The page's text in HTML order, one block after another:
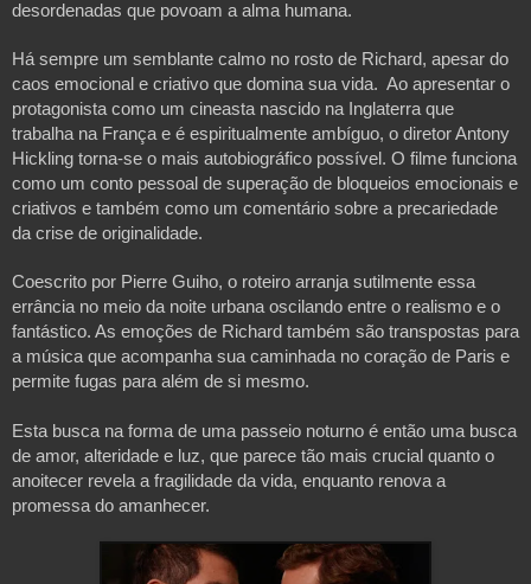
desordenadas que povoam a alma humana.
Há sempre um semblante calmo no rosto de Richard, apesar do
caos emocional e criativo que domina sua vida.  Ao apresentar o
protagonista como um cineasta nascido na Inglaterra que
trabalha na França e é espiritualmente ambíguo, o diretor Antony
Hickling torna-se o mais autobiográfico possível. O filme funciona
como um conto pessoal de superação de bloqueios emocionais e
criativos e também como um comentário sobre a precariedade
da crise de originalidade.
Coescrito por Pierre Guiho, o roteiro arranja sutilmente essa
errância no meio da noite urbana oscilando entre o realismo e o
fantástico. As emoções de Richard também são transpostas para
a música que acompanha sua caminhada no coração de Paris e
permite fugas para além de si mesmo.
Esta busca na forma de uma passeio noturno é então uma busca
de amor, alteridade e luz, que parece tão mais crucial quanto o
anoitecer revela a fragilidade da vida, enquanto renova a
promessa do amanhecer.